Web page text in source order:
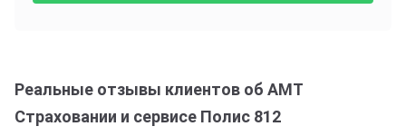
Реальные отзывы клиентов об АМТ
Страховании и сервисе Полис 812